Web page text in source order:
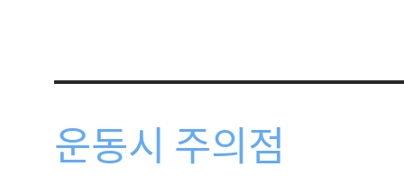
운동시 주의점